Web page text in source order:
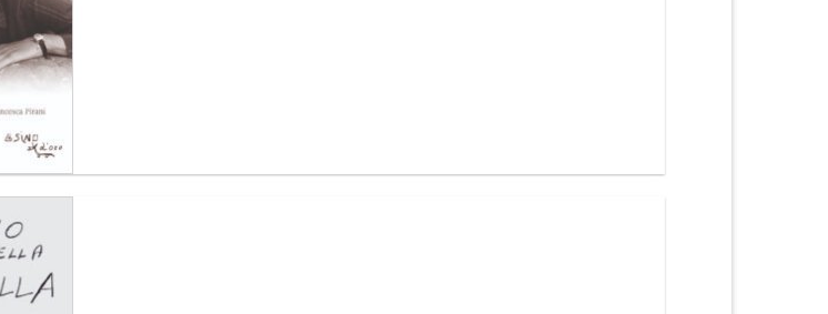
Aggiungi
alla lista
dei
desideri